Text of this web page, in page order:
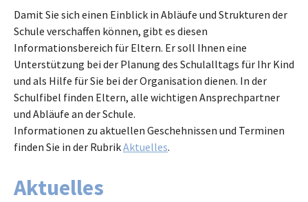
Damit Sie sich einen Einblick in Abläufe und Strukturen der
Schule verschaffen können, gibt es diesen
Informationsbereich für Eltern. Er soll Ihnen eine
Unterstützung bei der Planung des Schulalltags für Ihr Kind
und als Hilfe für Sie bei der Organisation dienen. In der
Schulfibel finden Eltern, alle wichtigen Ansprechpartner
und Abläufe an der Schule.
Informationen zu aktuellen Geschehnissen und Terminen
finden Sie in der RubrikAktuelles.
Aktuelles